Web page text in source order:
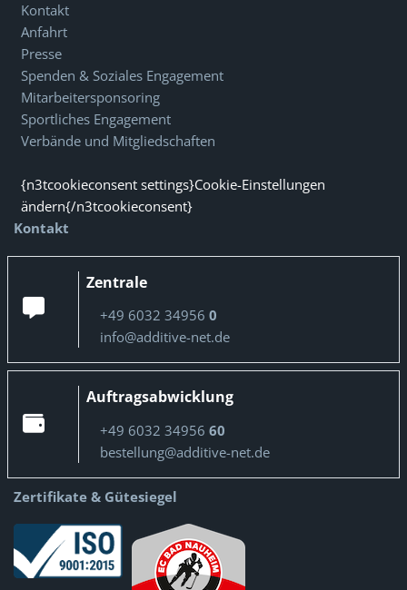
Kontakt
Anfahrt
Presse
Spenden & Soziales Engagement
Mitarbeitersponsoring
Sportliches Engagement
Verbände und Mitgliedschaften
{n3tcookieconsent settings}Cookie-Einstellungen
ändern{/n3tcookieconsent}
Kontakt
Zentrale
+49 6032 34956 0
info@additive-net.de
Auftragsabwicklung
+49 6032 34956 60
bestellung@additive-net.de
Zertifikate & Gütesiegel